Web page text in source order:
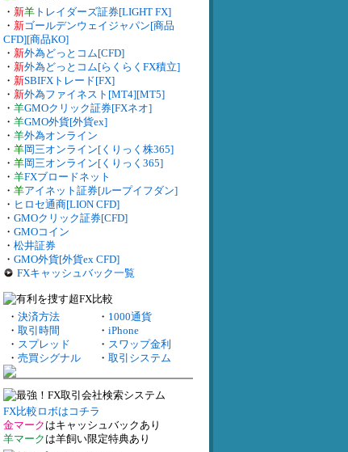
・ 新羊 トレイダーズ証券[LIGHT FX]
・ 新ゴールデンウェイジャパン[商品
CFD][商品KO]
・ 新外為どっとコム[CFD]
・ 新外為どっとコム[らくらくFX積立]
・ 新SBIFXトレード[FX]
・ 新外為ファイネスト[MT4][MT5]
・ 羊GMOクリック証券[FXネオ]
・ 羊GMO外貨[外貨ex]
・ 羊外為オンライン
・ 羊岡三オンライン[くりっく株365]
・ 羊岡三オンライン[くりっく365]
・ 羊FXブロードネット
・ 羊アイネット証券[ループイフダン]
・ ヒロセ通商[LION CFD]
・ GMOクリック証券[CFD]
・ GMOコイン
・ 松井証券
・ GMO外貨[外貨ex CFD]
FXキャッシュバック一覧
・ 決済方法 ・ 1000通貨
・ 取引時間 ・ iPhone
・ スプレッド ・ スワップ金利
・ 売買シグナル ・ 取引システム
FX比較ロボはコチラ
金マーク はキャッシュバックあり
羊マーク は羊飼い限定特典あり